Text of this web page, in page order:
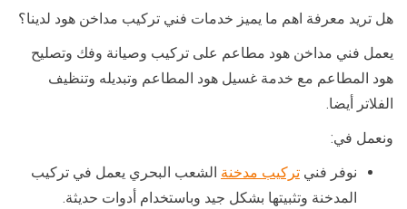
هل تريد معرفة اهم ما يميز خدمات فني تركيب مداخن هود لدينا؟
يعمل فني مداخن هود مطاعم على تركيب وصيانة وفك وتصليح
هود المطاعم مع خدمة غسيل هود المطاعم وتبديله وتنظيف
الفلاتر أيضا.
ونعمل في:
نوفر فني تركيب مدخنة الشعب البحري يعمل في تركيب
المدخنة وتثبيتها بشكل جيد وباستخدام أدوات حديثة.